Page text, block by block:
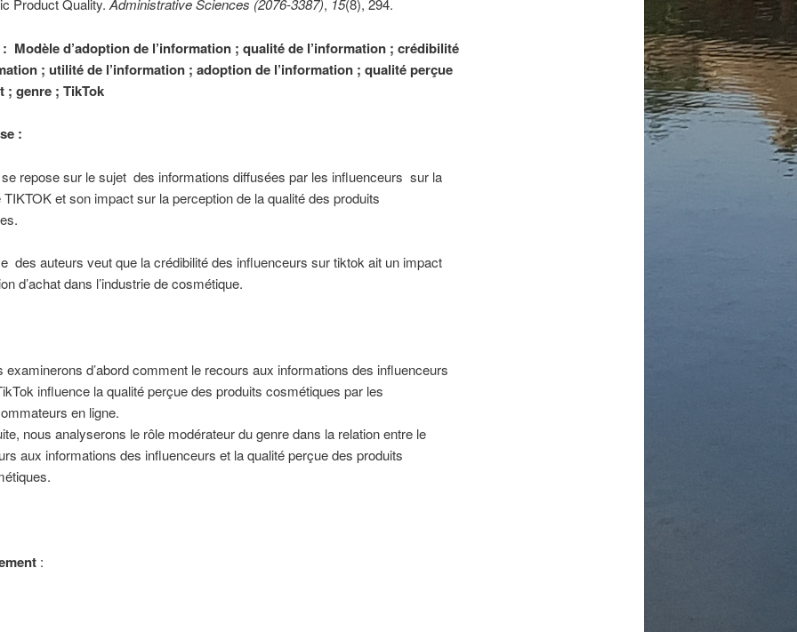
Product Quality.Administrative Sciences (2076-3387), 15(8), 294.
Modèle d’adoption de l’information ; qualité de l’information ; crédibilité
; utilité de l’information ; adoption de l’information ; qualité perçue
; genre ; TikTok
:
repose sur le sujet des informations diffusées par les influenceurs sur la
et son impact sur la perception de la qualité des produits
des auteurs veut que la crédibilité des influenceurs sur tiktok ait un impact
d’achat dans l’industrie de cosmétique.
examinerons d’abord comment le recours aux informations des influenceurs
influence la qualité perçue des produits cosmétiques par les
en ligne.
nous analyserons le rôle modérateur du genre dans la relation entre le
aux informations des influenceurs et la qualité perçue des produits
: